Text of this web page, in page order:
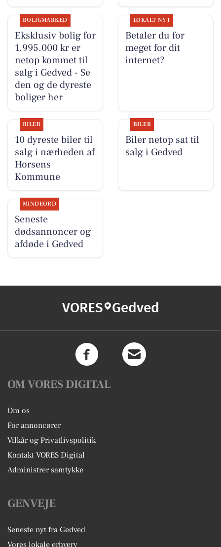
BOLIGMARKED
Eksklusiv bolig for
1.995.000 kr er
netop kommet til
salg i Gedved - Se
den og de dyreste
boliger her
LOKALT NYT
Betaler du for
meget for dit
internet?
BILER
10 dyreste biler til
salg i nærheden af
Horsens
Kommune
BILER
Biler netop sat til
salg i Gedved
MINDEORD
Seneste
dødsannoncer og
afdøde i Gedved
VORES Gedved
OM VORES DIGITAL
Om os
For annoncører
Vilkår og Privatlivspolitik
Kontakt VORES Digital
Administrer samtykke
GENVEJE
Seneste nyt fra Gedved
Vores lokale erhverv